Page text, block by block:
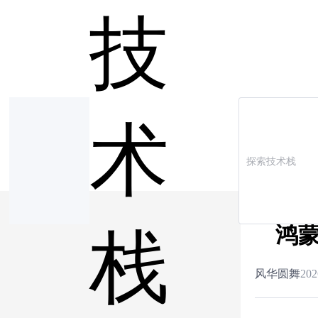
技
术
栈
鸿
风华圆舞